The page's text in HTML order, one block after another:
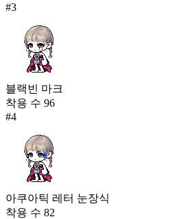
#3
블랙빈 마크
착용 수 96
#4
아쿠아틱 레터 눈장식
착용 수 82